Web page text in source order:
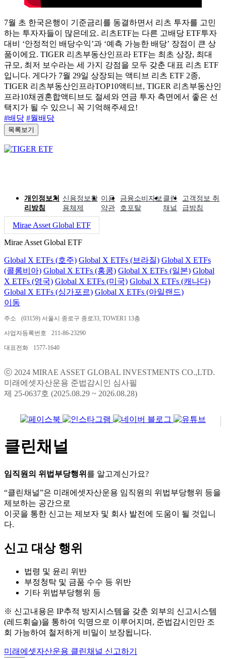
7월 초 한국은행이 기준금리를 동결하면서 리츠 투자를 고민
하는 투자자들이 많은데요. 리츠ETF는 다른 고배당 ETF투자
대비 ‘안정적인 배당수익’과 ‘예측 가능한 배당’ 장점이 큰 상
품이에요. TIGER 리츠부동산인프라 ETF는 최초 상장, 최대
규모, 최저 보수라는 세 가지 강점을 모두 갖춘 대표 리츠 ETF
입니다. 게다가 7월 29일 상장되는 액티브 리츠 ETF 2종,
TIGER 리츠부동산인프라TOP10액티브, TIGER 리츠부동산인
프라10채권혼합액티브도 절세와 연금 투자 측면에서 좋은 선
택지가 될 수 있으니 꼭 기억해주세요!
#배당 #월배당
목록보기
개인정보처
리방침
신용정보활
용체제
이용
약관
금융소비자보
호포탈
클린
채널
고객정보 취
급방침
Mirae Asset Global ETF
Mirae Asset Global ETF
Global X ETFs (호주) Global X ETFs (브라질) Global X ETFs
(콜롬비아) Global X ETFs (홍콩) Global X ETFs (일본) Global
X ETFs (영국) Global X ETFs (미국) Global X ETFs (캐나다)
Global X ETFs (싱가포르) Global X ETFs (아일랜드)
이동
주소 (03159) 서울시 종로구 종로33, TOWER1 13층
사업자등록번호 211-86-23290
대표전화 1577-1640
ⓒ 2024 MIRAE ASSET GLOBAL INVESTMENTS CO.,LTD.
미래에셋자산운용 준법감시인 심사필
제 25-0637호 (2025.08.29 ~ 2026.08.28)
클린채널
임직원의 위법부당행위 를 알고계신가요?
“클린채널”은 미래에셋자산운용 임직원의 위법부당행위 등을
제보하는 공간으로
이곳을 통한 신고는 제보자 및 회사 발전에 도움이 될 것입니
다.
신고 대상 행위
법령 및 윤리 위반
부정청탁 및 금품 수수 등 위반
기타 위법부당행위 등
※ 신고내용은 IP추적 방지시스템을 갖춘 외부의 신고시스템
(레드휘슬)을 통하여 익명으로 이루어지며, 준법감시인만 조
회 가능하여 철저하게 비밀이 보장됩니다.
미래에셋자산운용 클린채널 신고하기